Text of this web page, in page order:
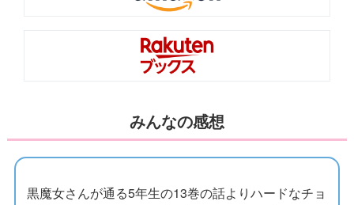
みんなの感想
黒魔女さんが通る5年生の13巻の話よりハードなチョ